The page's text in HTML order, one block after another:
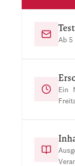
Ab 5
Ein